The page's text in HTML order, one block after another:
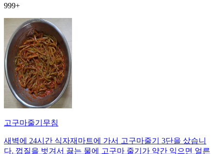
999+
고구마줄기무침
새벽에 24시간 식자재마트에 가서 고구마줄기 3단을 샀습니
다. 껍질을 벗겨서 끓는 물에 고구마 줄기가 약간 익으면 얼른